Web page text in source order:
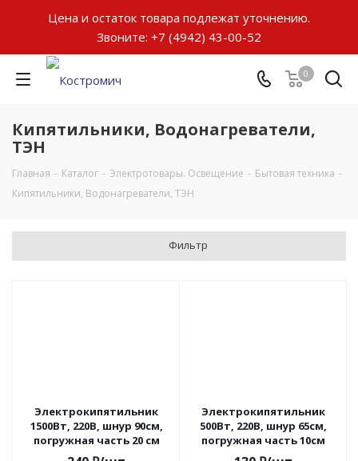
Цена и остаток товара подлежат уточнению.
Звоните: +7 (4942) 43-00-52
0
Кипятильники, Водонагреватели,
ТЭН
Главная - Каталог - Электротовары. Освещение - Бытовая техника -
Кипятильники, Водонагреватели, ТЭН
Фильтр
Электрокипятильник
1500Вт, 220В, шнур 90см,
погружная часть 20 см
Электрокипятильник
500Вт, 220В, шнур 65см,
погружная часть 10см